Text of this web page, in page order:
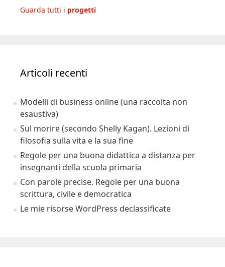
Guarda tutti i progetti
Articoli recenti
Modelli di business online (una raccolta non
esaustiva)
Sul morire (secondo Shelly Kagan). Lezioni di
filosofia sulla vita e la sua fine
Regole per una buona didattica a distanza per
insegnanti della scuola primaria
Con parole precise. Regole per una buona
scrittura, civile e democratica
Le mie risorse WordPress declassificate